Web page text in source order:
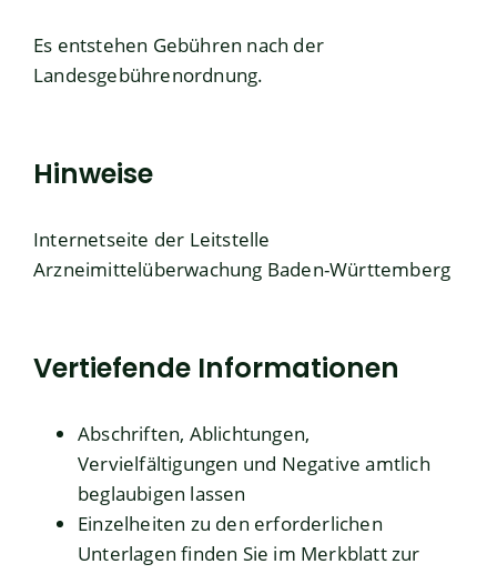
Es entstehen Gebühren nach der
Landesgebührenordnung.
Hinweise
Internetseite der Leitstelle
Arzneimittelüberwachung Baden-Württemberg
Vertiefende Informationen
Abschriften, Ablichtungen,
Vervielfältigungen und Negative amtlich
beglaubigen lassen
Einzelheiten zu den erforderlichen
Unterlagen finden Sie im Merkblatt zur